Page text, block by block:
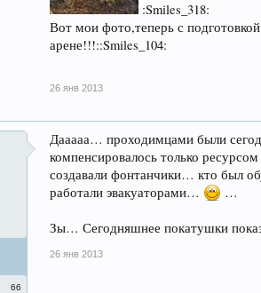
:Smiles_318:
Вот мои фото,теперь с
арене!!!::Smiles_104:
26 янв 2013
66
Дааааа… проходимцами были
компенсировалось только
создавали фонтанчики… кто был
работали эвакуаторами…
…
Зы… Сегодняшнее покатушки
26 янв 2013